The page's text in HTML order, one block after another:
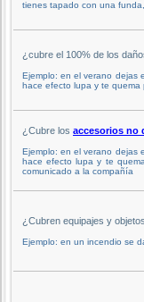
tienes tapado con una
¿cubre el 100% de los
Ejemplo: en el verano dejas
hace efecto lupa y te quema
¿Cubre los accesorios no
Ejemplo: en el verano dejas
hace efecto lupa y te
comunicado a la compañía
¿Cubren equipajes y
Ejemplo: en un incendio se